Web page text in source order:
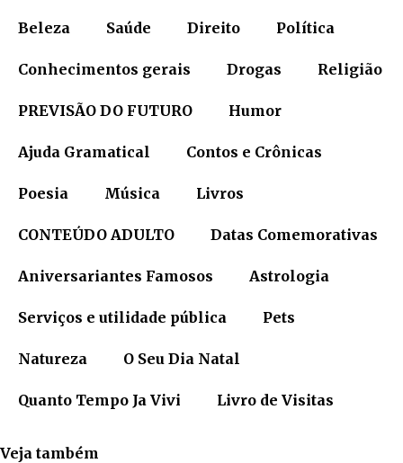
Beleza Saúde Direito Política
Conhecimentos gerais Drogas Religião
PREVISÃO DO FUTURO Humor
Ajuda Gramatical Contos e Crônicas
Poesia Música Livros
CONTEÚDO ADULTO Datas Comemorativas
Aniversariantes Famosos Astrologia
Serviços e utilidade pública Pets
Natureza O Seu Dia Natal
Quanto Tempo Ja Vivi Livro de Visitas
Veja também